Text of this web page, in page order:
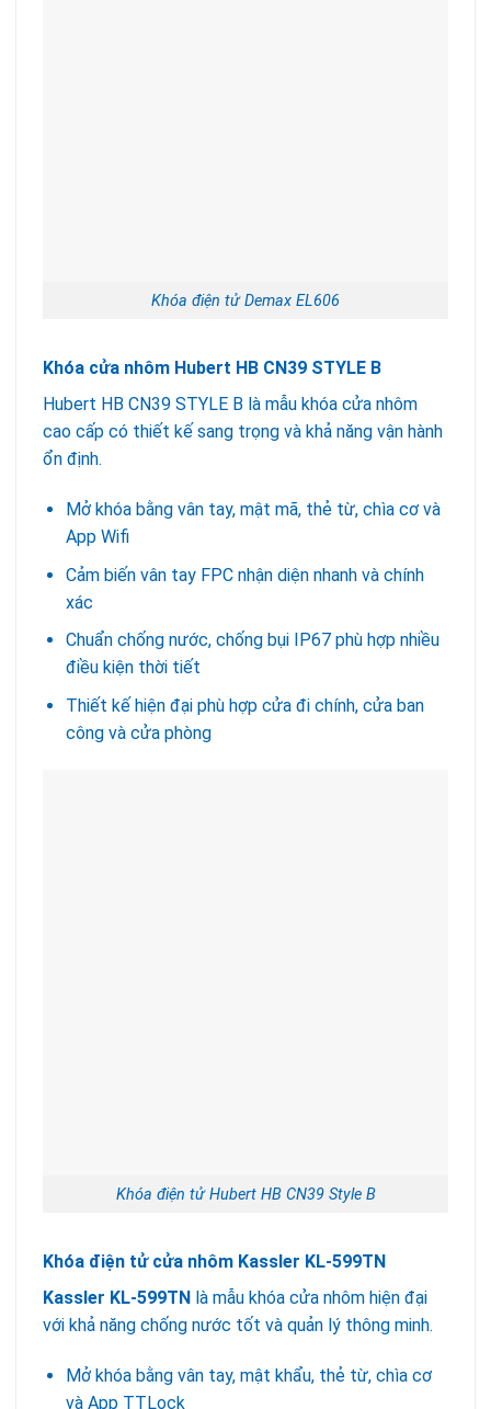
Khóa điện tử Demax EL606
Khóa cửa nhôm Hubert HB CN39 STYLE B
Hubert HB CN39 STYLE B là mẫu khóa cửa nhôm
cao cấp có thiết kế sang trọng và khả năng vận hành
ổn định.
Mở khóa bằng vân tay, mật mã, thẻ từ, chìa cơ và
App Wifi
Cảm biến vân tay FPC nhận diện nhanh và chính
xác
Chuẩn chống nước, chống bụi IP67 phù hợp nhiều
điều kiện thời tiết
Thiết kế hiện đại phù hợp cửa đi chính, cửa ban
công và cửa phòng
Khóa điện tử Hubert HB CN39 Style B
Khóa điện tử cửa nhôm Kassler KL-599TN
Kassler KL-599TN là mẫu khóa cửa nhôm hiện đại
với khả năng chống nước tốt và quản lý thông minh.
Mở khóa bằng vân tay, mật khẩu, thẻ từ, chìa cơ
và App TTLock